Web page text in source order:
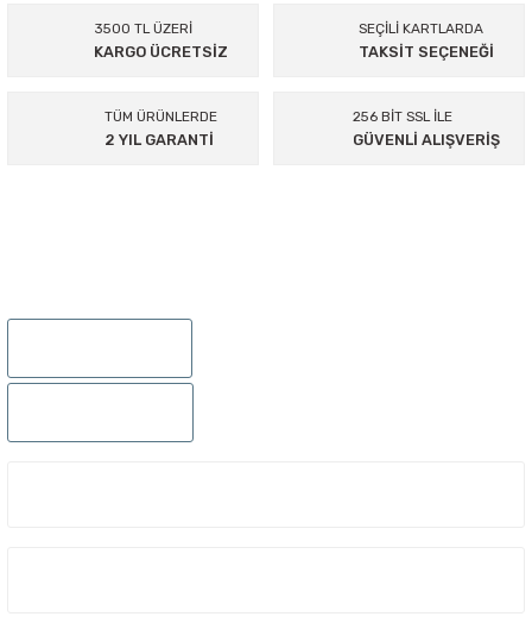
Ürün açıklamasında eksik bilgiler bulunuyor.
Ürün bilgilerinde hatalar bulunuyor.
Bu ürüne benzer farklı alternatifler olmalı.
698,00 TL
3500 TL ÜZERİ
KARGO ÜCRETSİZ
SEÇİLİ KARTLARDA
TAKSİT SEÇENEĞİ
TÜM ÜRÜNLERDE
2 YIL GARANTİ
256 BİT SSL İLE
GÜVENLİ ALIŞVERİŞ